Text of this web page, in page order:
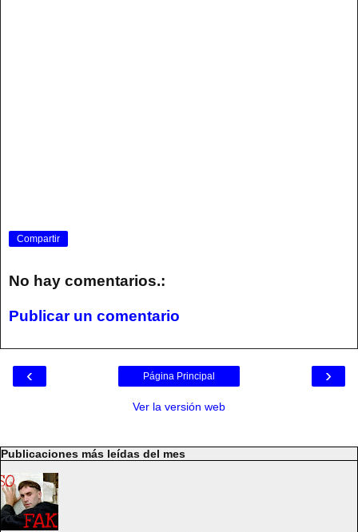
Compartir
No hay comentarios.:
Publicar un comentario
‹ ›
Página Principal
Ver la versión web
Publicaciones más leídas del mes